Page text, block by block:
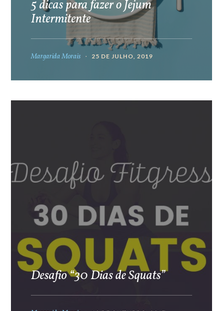
5 dicas para fazer o Jejum
Intermitente
Margarida Morais 25 DE JULHO, 2019
Desafio “30 Dias de Squats”